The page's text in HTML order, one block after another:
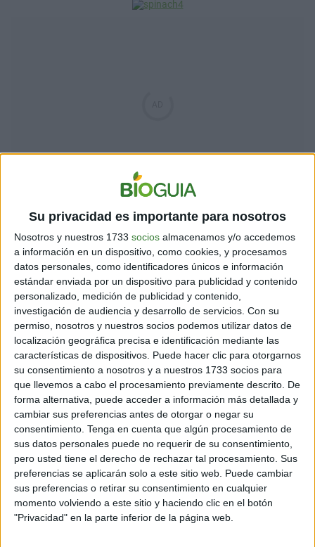
Su privacidad es importante para nosotros
Nosotros y nuestros 1733 socios almacenamos y/o accedemos
a información en un dispositivo, como cookies, y procesamos
datos personales, como identificadores únicos e información
estándar enviada por un dispositivo para publicidad y contenido
personalizado, medición de publicidad y contenido,
investigación de audiencia y desarrollo de servicios. Con su
permiso, nosotros y nuestros socios podemos utilizar datos de
localización geográfica precisa e identificación mediante las
características de dispositivos. Puede hacer clic para otorgarnos
su consentimiento a nosotros y a nuestros 1733 socios para
que llevemos a cabo el procesamiento previamente descrito. De
forma alternativa, puede acceder a información más detallada y
cambiar sus preferencias antes de otorgar o negar su
consentimiento. Tenga en cuenta que algún procesamiento de
sus datos personales puede no requerir de su consentimiento,
pero usted tiene el derecho de rechazar tal procesamiento. Sus
preferencias se aplicarán solo a este sitio web. Puede cambiar
sus preferencias o retirar su consentimiento en cualquier
momento volviendo a este sitio y haciendo clic en el botón
"Privacidad" en la parte inferior de la página web.
Preparación
1. Mezcla todos los ingredientes en un recipiente hasta
combinarlos.
2. Con la preparación, forma las hamburguesas.
También puedes armar buñuelos.
3. Cocínalas a fuego medio en una sartén antiadherente
con un poquito de aceite. También las puedes hornear.
Estarán listas cuando se vean doradas y estén firmes.
Esto tomará entre cuatro y seis minutos.
4. Puedes comerlas en sandwich o acompañarlas con
ensalada u otra guarnición.